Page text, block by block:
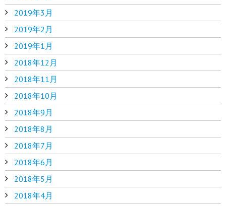
2019年3月
2019年2月
2019年1月
2018年12月
2018年11月
2018年10月
2018年9月
2018年8月
2018年7月
2018年6月
2018年5月
2018年4月